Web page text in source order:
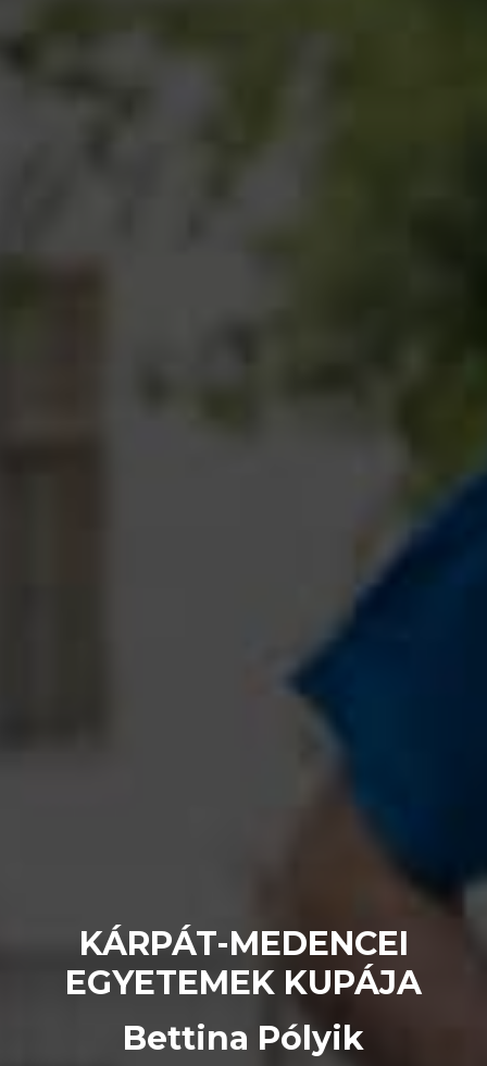
KÁRPÁT-MEDENCEI
EGYETEMEK KUPÁJA
Bettina Pólyik